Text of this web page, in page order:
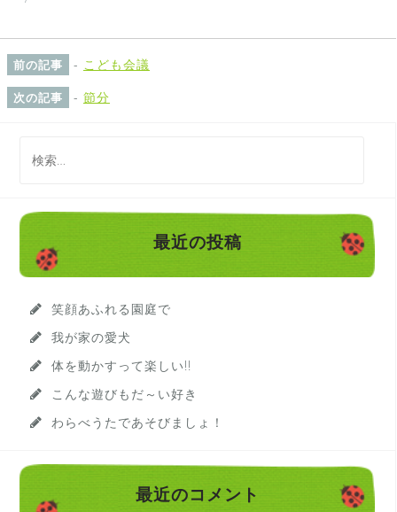
前の記事 - こども会議
次の記事 - 節分
最近の投稿
笑顔あふれる園庭で
我が家の愛犬
体を動かすって楽しい!!
こんな遊びもだ～い好き
わらべうたであそびましょ！
最近のコメント